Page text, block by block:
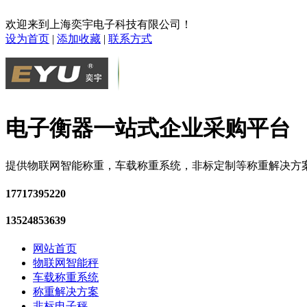
欢迎来到上海奕宇电子科技有限公司！
设为首页 | 添加收藏 | 联系方式
电子衡器一站式企业采购平台
提供物联网智能称重，车载称重系统，非标定制等称重解决方
17717395220
13524853639
网站首页
物联网智能秤
车载称重系统
称重解决方案